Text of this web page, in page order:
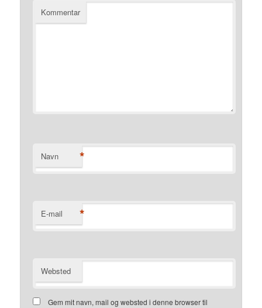
Kommentar
Navn *
E-mail *
Websted
Gem mit navn, mail og websted i denne browser til